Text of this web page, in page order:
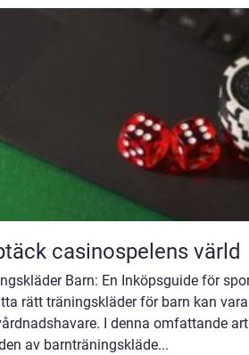
casinospelens värld
Barn: En Inköpsguide för
rätt träningskläder för barn kan
I denna omfattande
av barnträningskläde...